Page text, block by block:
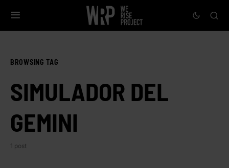
BROWSING TAG
SIMULADOR DEL
GEMINI
1 post